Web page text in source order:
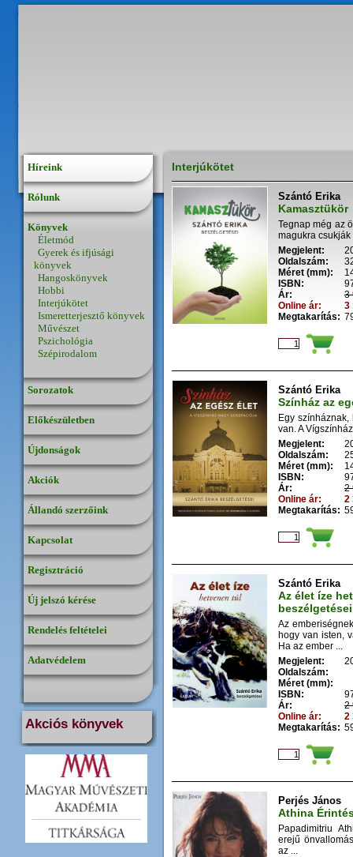
Híreink
Rólunk
Könyvek
Életmód
Gyerek és ifjúsági
könyvek
Hangoskönyvek
Hobbi
Interjúkötet
Ismeretterjesztő könyvek
Művészet
Pszichológia
Szépirodalom
Sorozatok
Előkészületben
Újdonságok
Akciók
Állandó szerzőink
Kapcsolat
Regisztráció
Új jelszó kérése
Rendelés feltételei
Adatvédelem
Akciós könyvek
Interjúkötet
Szántó Erika
Kamasztükör
Tegnap még az
magukra
Megjelent:
Oldalszám:
Méret (mm):
ISBN:
Ár:
3
Online ár:
3
Megtakarítás:
Szántó Erika
Színház az
Egy
van. A
Megjelent:
Oldalszám:
Méret (mm):
ISBN:
Ár:
2
Online ár:
2
Megtakarítás:
Szántó Erika
Az élet íze
beszélgetései
Az
hogy van isten,
Ha az ember ...
Megjelent:
Oldalszám:
Méret (mm):
ISBN:
Ár:
2
Online ár:
2
Megtakarítás:
Perjés János
Athina
Papadimitriu
erejű
az ...